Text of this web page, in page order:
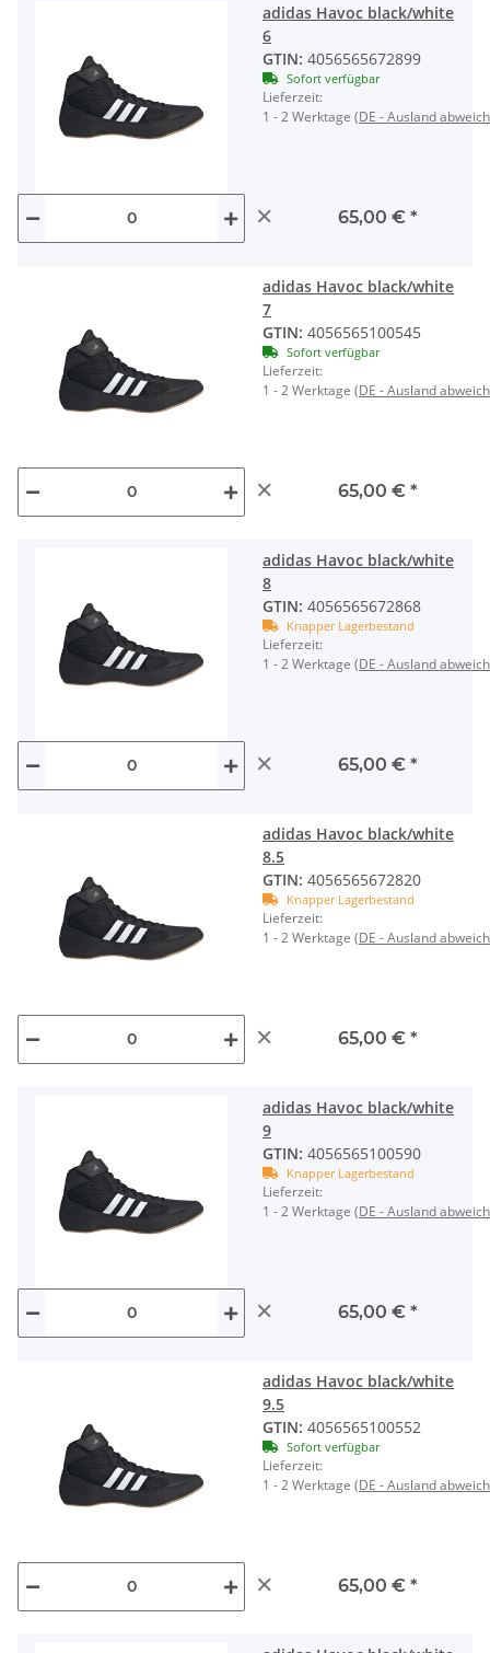
adidas Havoc black/white
6
GTIN: 4056565672899
Sofort verfügbar
Lieferzeit:
1 - 2 Werktage (DE - Ausland
× 65,00 € *
adidas Havoc black/white
7
GTIN: 4056565100545
Sofort verfügbar
Lieferzeit:
1 - 2 Werktage (DE - Ausland
× 65,00 € *
adidas Havoc black/white
8
GTIN: 4056565672868
Knapper Lagerbestand
Lieferzeit:
1 - 2 Werktage (DE - Ausland
× 65,00 € *
adidas Havoc black/white
8.5
GTIN: 4056565672820
Knapper Lagerbestand
Lieferzeit:
1 - 2 Werktage (DE - Ausland
× 65,00 € *
adidas Havoc black/white
9
GTIN: 4056565100590
Knapper Lagerbestand
Lieferzeit:
1 - 2 Werktage (DE - Ausland
× 65,00 € *
adidas Havoc black/white
9.5
GTIN: 4056565100552
Sofort verfügbar
Lieferzeit:
1 - 2 Werktage (DE - Ausland
× 65,00 € *